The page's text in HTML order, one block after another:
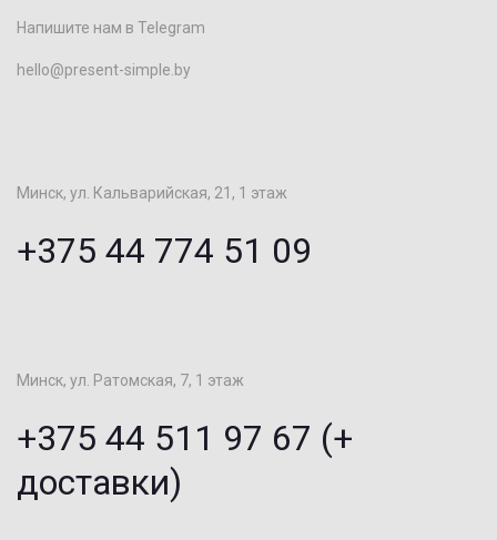
Напишите нам в Telegram
hello@present-simple.by
Минск, ул. Кальварийская, 21, 1 этаж
+375 44 774 51 09
Минск, ул. Ратомская, 7, 1 этаж
+375 44 511 97 67 (+
доставки)